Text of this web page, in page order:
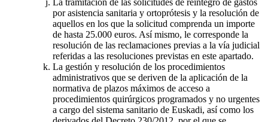
por asistencia sanitaria y ortoprótesis y la resolución de
aquellos en los que la solicitud comprenda un importe
de hasta 25.000 euros. Así mismo, le corresponde la
resolución de las reclamaciones previas a la vía judicial
referidas a las resoluciones previstas en este apartado.
La gestión y resolución de los procedimientos
administrativos que se deriven de la aplicación de la
normativa de plazos máximos de acceso a
procedimientos quirúrgicos programados y no urgentes
a cargo del sistema sanitario de Euskadi, así como los